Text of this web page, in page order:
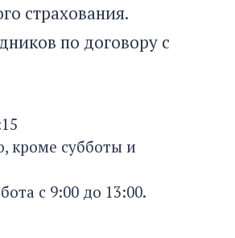
страхования.
по договору с
кроме субботы и
с 9:00 до 13:00.